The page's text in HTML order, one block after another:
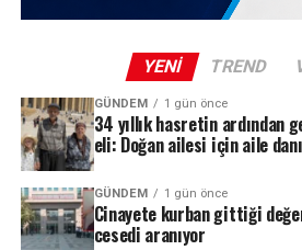
YENI TREND
GÜNDEM 1 gün önce
34 yıllık hasretin ardından
eli: Doğan ailesi için aile
GÜNDEM 1 gün önce
Cinayete kurban gittiği
cesedi aranıyor